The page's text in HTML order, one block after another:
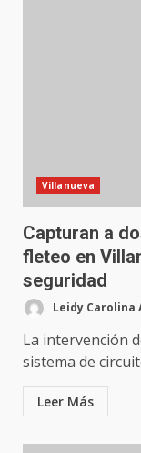
Villanueva
Capturan a
fleteo en
seguridad
Leidy Carolina
La intervención
sistema de
Leer Más